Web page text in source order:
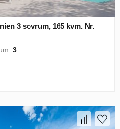
3 sovrum, 165 kvm. Nr.
3